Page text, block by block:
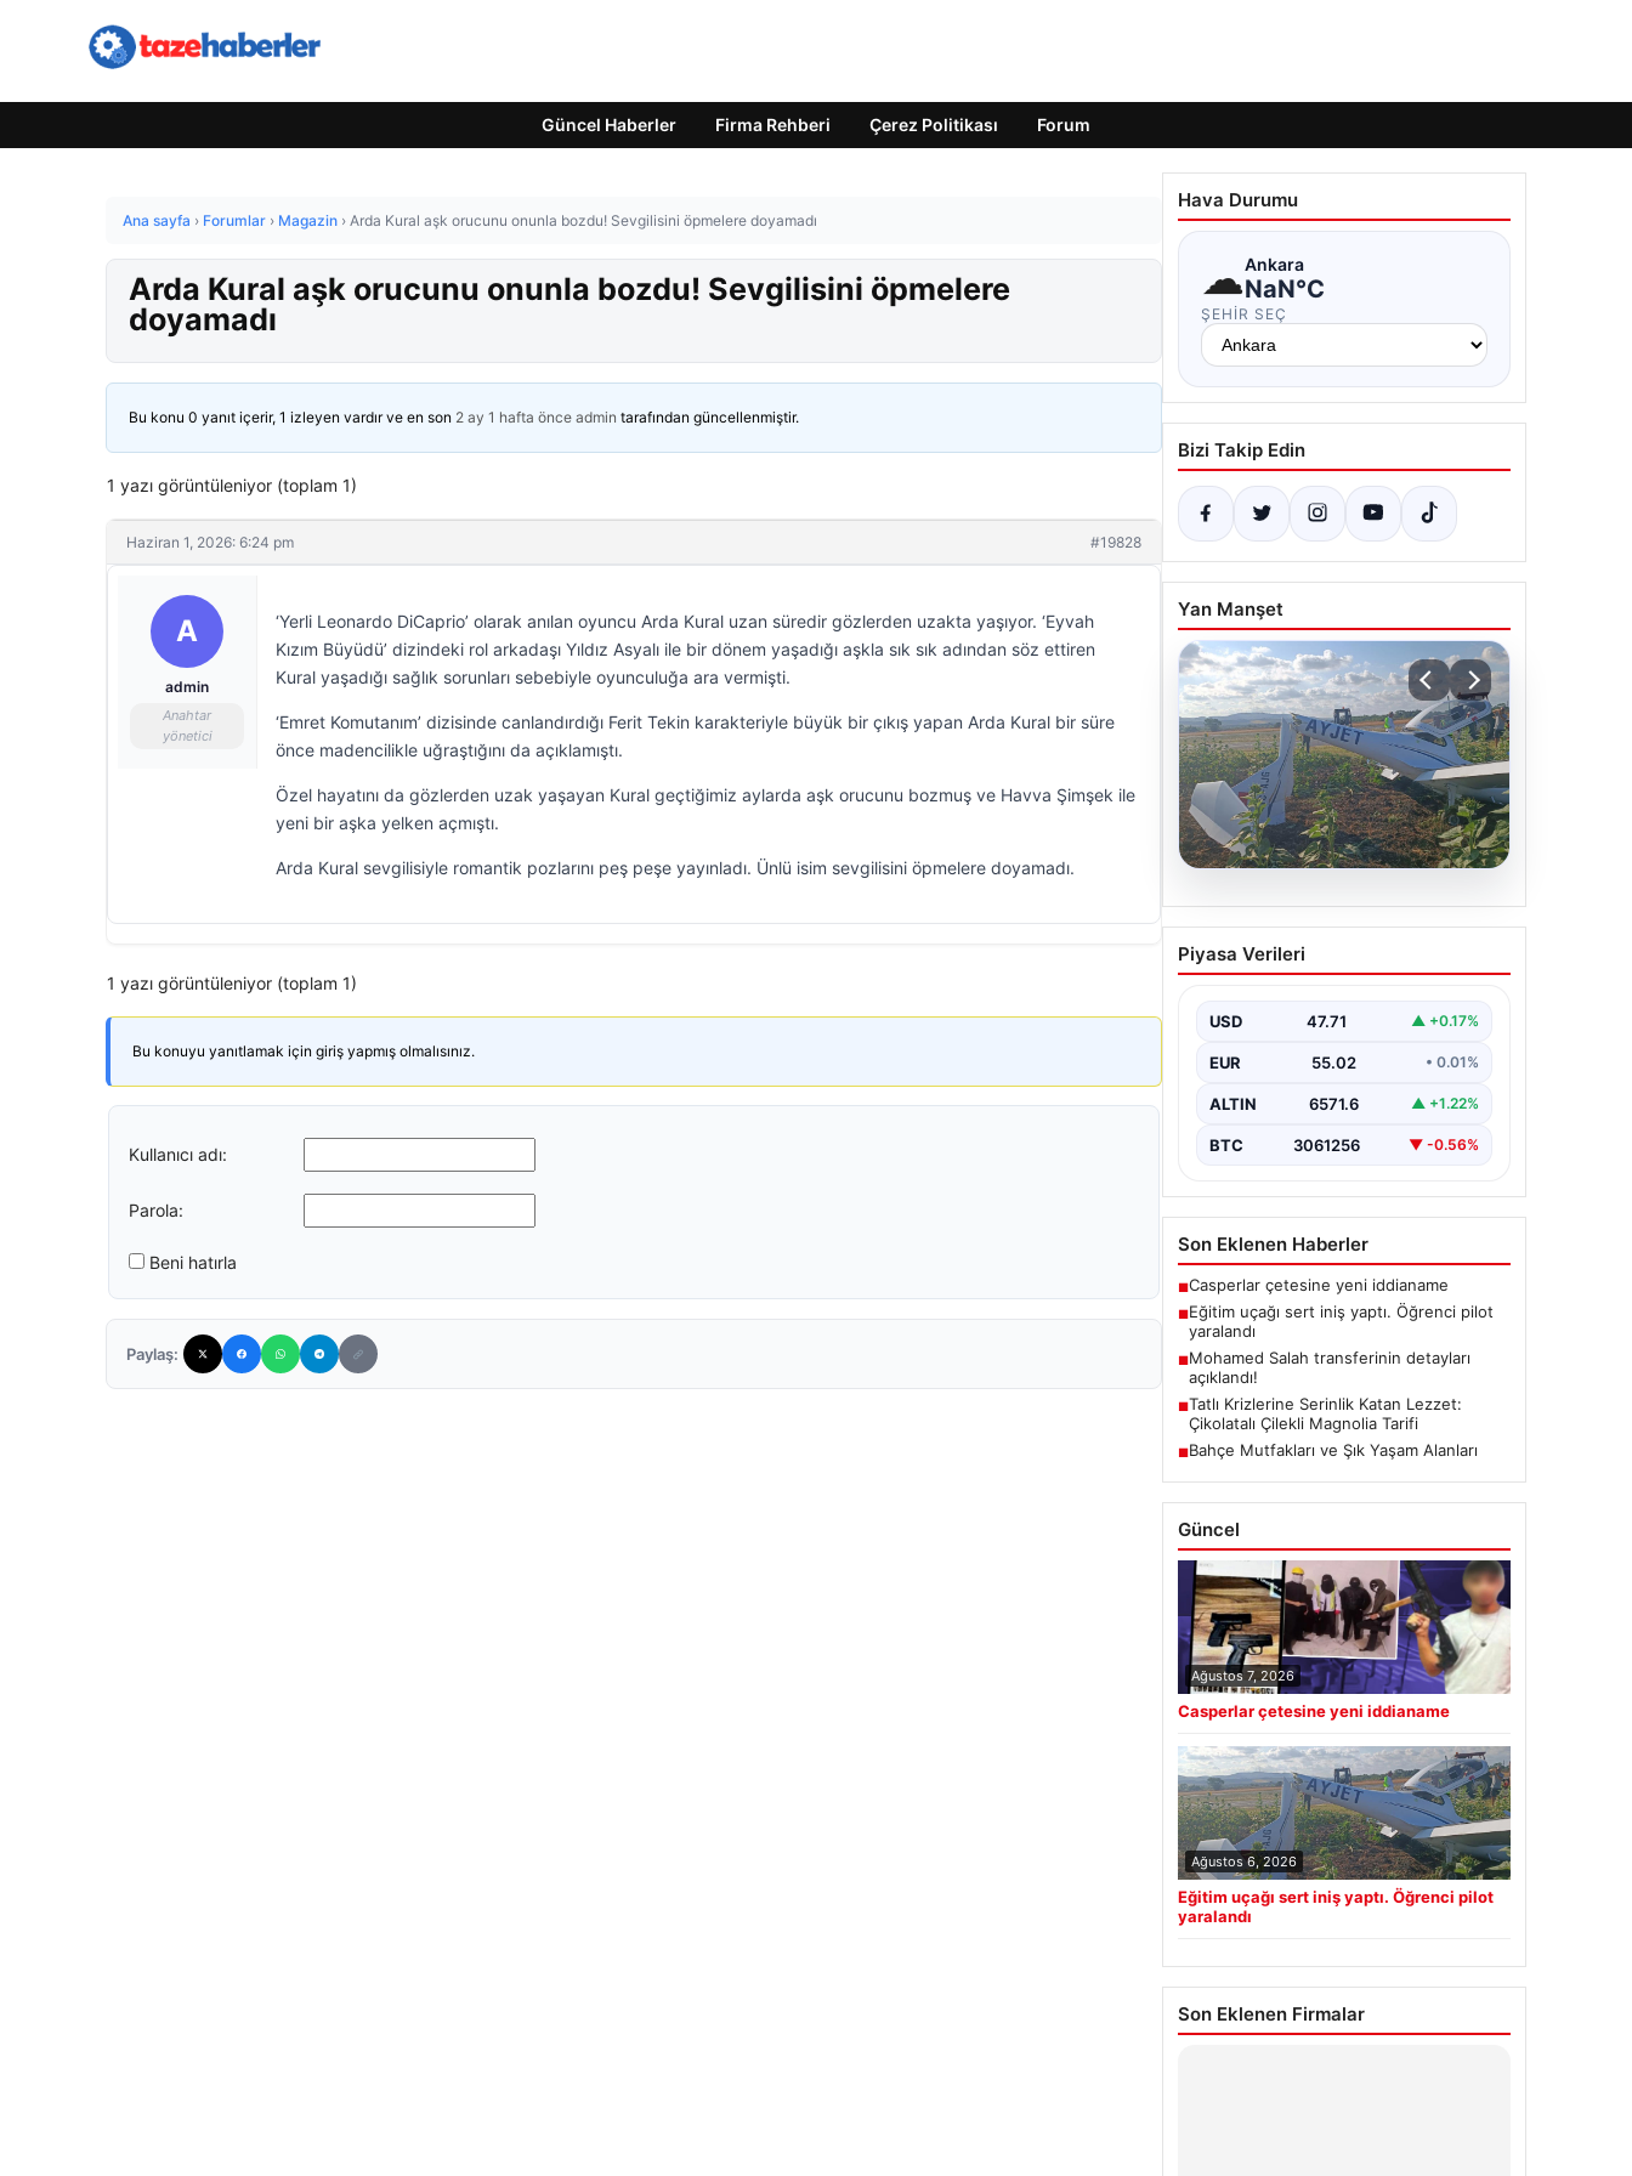
Güncel Haberler Firma Rehberi Çerez Politikası Forum
Ana sayfa › Forumlar › Magazin › Arda Kural aşk orucunu onunla bozdu! Sevgilisini öpmelere doyamadı
Arda Kural aşk orucunu onunla bozdu! Sevgilisini öpmelere
doyamadı
Bu konu 0 yanıt içerir, 1 izleyen vardır ve en son 2 ay 1 hafta önce admin tarafından güncellenmiştir.
1 yazı görüntüleniyor (toplam 1)
Haziran 1, 2026: 6:24 pm #19828
A
admin
Anahtar
yönetici
‘Yerli Leonardo DiCaprio’ olarak anılan oyuncu Arda Kural uzan süredir gözlerden uzakta yaşıyor. ‘Eyvah
Kızım Büyüdü’ dizindeki rol arkadaşı Yıldız Asyalı ile bir dönem yaşadığı aşkla sık sık adından söz ettiren
Kural yaşadığı sağlık sorunları sebebiyle oyunculuğa ara vermişti.
‘Emret Komutanım’ dizisinde canlandırdığı Ferit Tekin karakteriyle büyük bir çıkış yapan Arda Kural bir süre
önce madencilikle uğraştığını da açıklamıştı.
Özel hayatını da gözlerden uzak yaşayan Kural geçtiğimiz aylarda aşk orucunu bozmuş ve Havva Şimşek ile
yeni bir aşka yelken açmıştı.
Arda Kural sevgilisiyle romantik pozlarını peş peşe yayınladı. Ünlü isim sevgilisini öpmelere doyamadı.
1 yazı görüntüleniyor (toplam 1)
Bu konuyu yanıtlamak için giriş yapmış olmalısınız.
Kullanıcı adı:
Parola:
Beni hatırla
Paylaş:
Hava Durumu
☁Ankara
NaN°C
ŞEHIR SEÇ
Bizi Takip Edin
Yan Manşet
Eğitim uçağı sert iniş
yaptı. Öğrenci pilot
Piyasa Verileri
USD 47.71 ▲ +0.17%
EUR 55.02 • 0.01%
ALTIN 6571.6 ▲ +1.22%
BTC 3061256 ▼ -0.56%
Son Eklenen Haberler
■Casperlar çetesine yeni iddianame
■Eğitim uçağı sert iniş yaptı. Öğrenci pilot
yaralandı
■Mohamed Salah transferinin detayları
açıklandı!
■Tatlı Krizlerine Serinlik Katan Lezzet:
Çikolatalı Çilekli Magnolia Tarifi
■Bahçe Mutfakları ve Şık Yaşam Alanları
Güncel
Ağustos 7, 2026
Casperlar çetesine yeni iddianame
Ağustos 6, 2026
Eğitim uçağı sert iniş yaptı. Öğrenci pilot
yaralandı
Son Eklenen Firmalar